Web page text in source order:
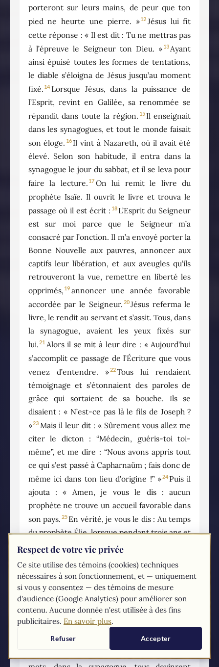
porteront sur leurs mains, de peur que ton
pied ne heurte une pierre. »12 Jésus lui fit
cette réponse : « Il est dit : Tu ne mettras pas
à l’épreuve le Seigneur ton Dieu. » 13 Ayant
ainsi épuisé toutes les formes de tentations,
le diable s’éloigna de Jésus jusqu’au moment
fixé. 14 Lorsque Jésus, dans la puissance de
l’Esprit, revint en Galilée, sa renommée se
répandit dans toute la région. 15 Il enseignait
dans les synagogues, et tout le monde faisait
son éloge. 16 Il vint à Nazareth, où il avait été
élevé. Selon son habitude, il entra dans la
synagogue le jour du sabbat, et il se leva pour
faire la lecture. 17 On lui remit le livre du
prophète Isaïe. Il ouvrit le livre et trouva le
passage où il est écrit : 18 L’Esprit du Seigneur
est sur moi parce que le Seigneur m’a
consacré par l’onction. Il m’a envoyé porter la
Bonne Nouvelle aux pauvres, annoncer aux
captifs leur libération, et aux aveugles qu’ils
retrouveront la vue, remettre en liberté les
opprimés, 19 annoncer une année favorable
accordée par le Seigneur. 20Jésus referma le
livre, le rendit au servant et s’assit. Tous, dans
la synagogue, avaient les yeux fixés sur
lui.21 Alors il se mit à leur dire : « Aujourd’hui
s’accomplit ce passage de l’Écriture que vous
venez d’entendre. »22Tous lui rendaient
témoignage et s’étonnaient des paroles de
grâce qui sortaient de sa bouche. Ils se
disaient : « N’est-ce pas là le fils de Joseph ?
»23 Mais il leur dit : « Sûrement vous allez me
citer le dicton : “Médecin, guéris-toi toi-
même”, et me dire : “Nous avons appris tout
ce qui s’est passé à Capharnaüm ; fais donc de
même ici dans ton lieu d’origine !” »24 Puis il
ajouta : « Amen, je vous le dis : aucun
prophète ne trouve un accueil favorable dans
son pays. 25 En vérité, je vous le dis : Au temps
du prophète Élie, lorsque pendant trois ans et
demi le ciel retint la pluie, et qu’une grande
beaucoup de veuves en Israël ;26
pourtant Élie
ne fut envoyé vers aucune d’entre elles, mais
bien dans la ville de Sarepta, au pays de
Sidon, chez une veuve étrangère.27Au temps
du prophète Élisée, il y avait beaucoup de
lépreux en Israël ; et aucun d’eux n’a été
28
Respect de votre vie privée
Ce site utilise des témoins (cookies) techniques
nécessaires à son fonctionnement, et — uniquement
si vous y consentez — des témoins de mesure
d'audience (Google Analytics) pour améliorer son
contenu. Aucune donnée n'est utilisée à des fins
publicitaires. En savoir plus.
Refuser Accepter